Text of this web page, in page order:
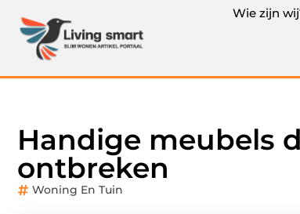
Wie zijn
Handige meubels
ontbreken
Woning En Tuin